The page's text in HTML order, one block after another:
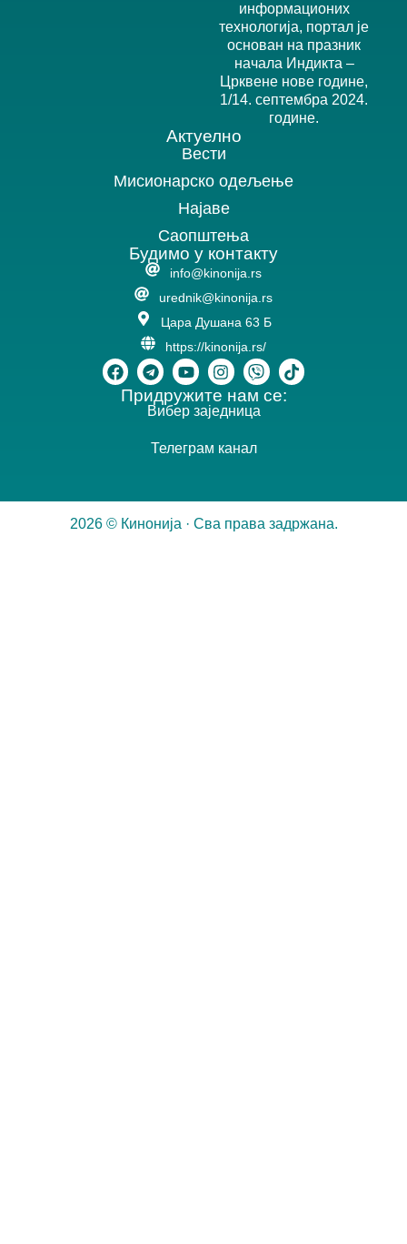
информационих
технологија, портал је
основан на празник
начала Индикта –
Црквене нове године,
1/14. септембра 2024.
године.
Актуелно
Вести
Мисионарско одељење
Најаве
Саопштења
Будимо у контакту
info@kinonija.rs
urednik@kinonija.rs
Цара Душана 63 Б
https://kinonija.rs/
Придружите нам се:
Вибер заједница
Телеграм канал
2026 © Кинонија · Сва права задржана.